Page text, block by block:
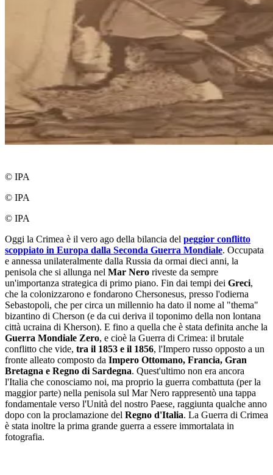
© IPA
© IPA
© IPA
Oggi la Crimea è il vero ago della bilancia del peggior conflitto
scoppiato in Europa dalla Seconda Guerra Mondiale. Occupata
e annessa unilateralmente dalla Russia da ormai dieci anni, la
penisola che si allunga nel Mar Nero riveste da sempre
un'importanza strategica di primo piano. Fin dai tempi dei Greci,
che la colonizzarono e fondarono Chersonesus, presso l'odierna
Sebastopoli, che per circa un millennio ha dato il nome al "thema"
bizantino di Cherson (e da cui deriva il toponimo della non lontana
città ucraina di Kherson). E fino a quella che è stata definita anche la
Guerra Mondiale Zero, e cioè la Guerra di Crimea: il brutale
conflitto che vide, tra il 1853 e il 1856, l'Impero russo opposto a un
fronte alleato composto da Impero Ottomano, Francia, Gran
Bretagna e Regno di Sardegna. Quest'ultimo non era ancora
l'Italia che conosciamo noi, ma proprio la guerra combattuta (per la
maggior parte) nella penisola sul Mar Nero rappresentò una tappa
fondamentale verso l'Unità del nostro Paese, raggiunta qualche anno
dopo con la proclamazione del Regno d'Italia. La Guerra di Crimea
è stata inoltre la prima grande guerra a essere immortalata in
fotografia.